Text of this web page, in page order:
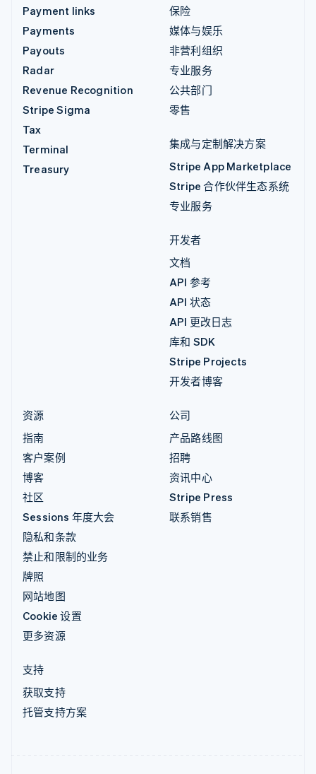
Payment links
Payments
Payouts
Radar
Revenue Recognition
Stripe Sigma
Tax
Terminal
Treasury
保险
媒体与娱乐
非营利组织
专业服务
公共部门
零售
集成与定制解决方案
Stripe App Marketplace
Stripe 合作伙伴生态系统
专业服务
开发者
文档
API 参考
API 状态
API 更改日志
库和 SDK
Stripe Projects
开发者博客
资源
指南
客户案例
博客
社区
Sessions 年度大会
隐私和条款
禁止和限制的业务
牌照
网站地图
Cookie 设置
更多资源
公司
产品路线图
招聘
资讯中心
Stripe Press
联系销售
支持
获取支持
托管支持方案